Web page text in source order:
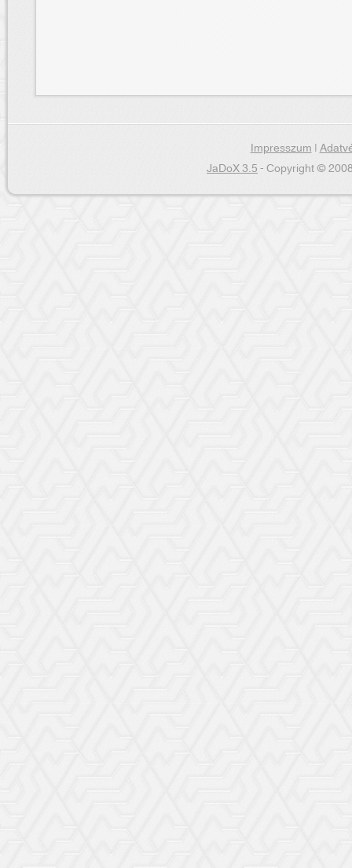
Impresszum|
JaDoX 3.5- Copyright ©